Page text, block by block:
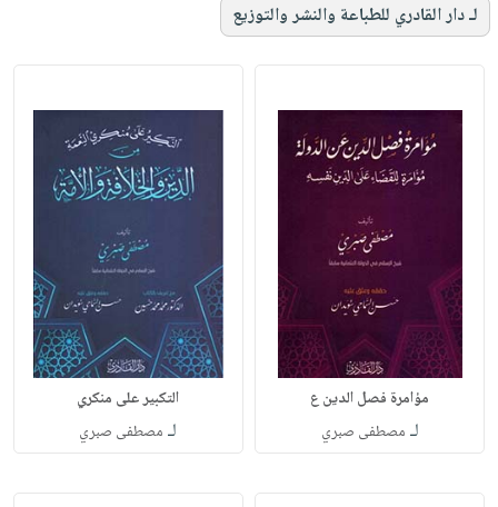
لـ دار القادري للطباعة والنشر والتوزيع
مؤامرة فصل الدين ع
لـ مصطفى صبري
التكبير على منكري
لـ مصطفى صبري